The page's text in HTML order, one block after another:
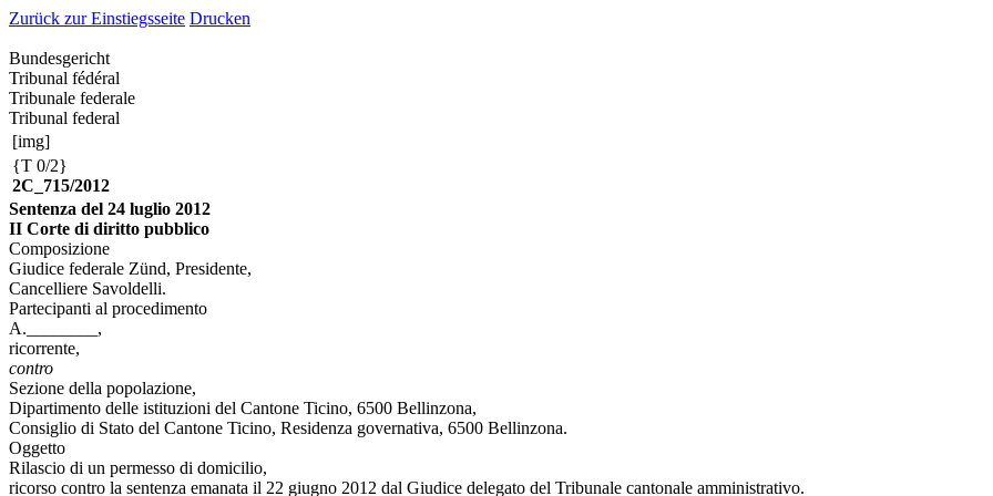
Zurück zur Einstiegsseite Drucken
Bundesgericht
Tribunal fédéral
Tribunale federale
Tribunal federal
[img]
{T 0/2}
2C_715/2012
Sentenza del 24 luglio 2012
II Corte di diritto pubblico
Composizione
Giudice federale Zünd, Presidente,
Cancelliere Savoldelli.
Partecipanti al procedimento
A.________,
ricorrente,
contro
Sezione della popolazione,
Dipartimento delle istituzioni del Cantone Ticino, 6500 Bellinzona,
Consiglio di Stato del Cantone Ticino, Residenza governativa, 6500 Bellinzona.
Oggetto
Rilascio di un permesso di domicilio,
ricorso contro la sentenza emanata il 22 giugno 2012 dal Giudice delegato del Tribunale cantonale amministrativo.